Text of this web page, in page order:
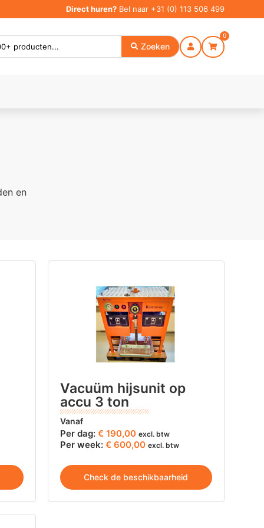
Direct huren?Bel naar +31 (0) 113 506 499
Zoeken
0
en
Vacuüm hijsunit op
accu 3 ton
Vanaf
Per dag: €190,00 excl. btw
Per week: € 600,00 excl. btw
Check de beschikbaarheid